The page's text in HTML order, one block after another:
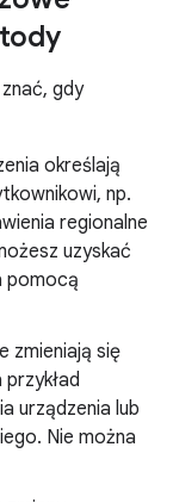
gdy
określają
np.
regionalne
uzyskać
pomocą
zmieniają się
urządzenia lub
Nie można